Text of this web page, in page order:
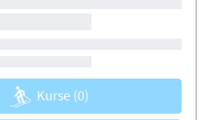
Kurse (0)